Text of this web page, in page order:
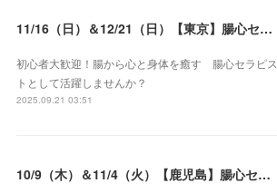
11/16（日）＆12/21（日）【東京】腸心セラピスト養成コース《２日間コース》開講決定
初心者大歓迎！腸から心と身体を癒す 腸心セラピス
トとして活躍しませんか？
2025.09.21 03:51
10/9（木）＆11/4（火）【鹿児島】腸心セラピスト養成コース《２日間コース》開講決定